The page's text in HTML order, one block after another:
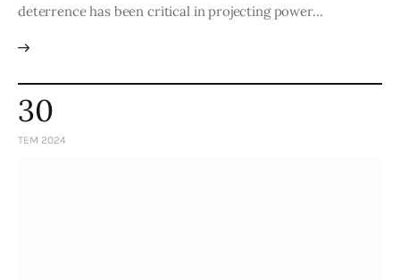
deterrence has been critical in projecting power…
30
TEM 2024